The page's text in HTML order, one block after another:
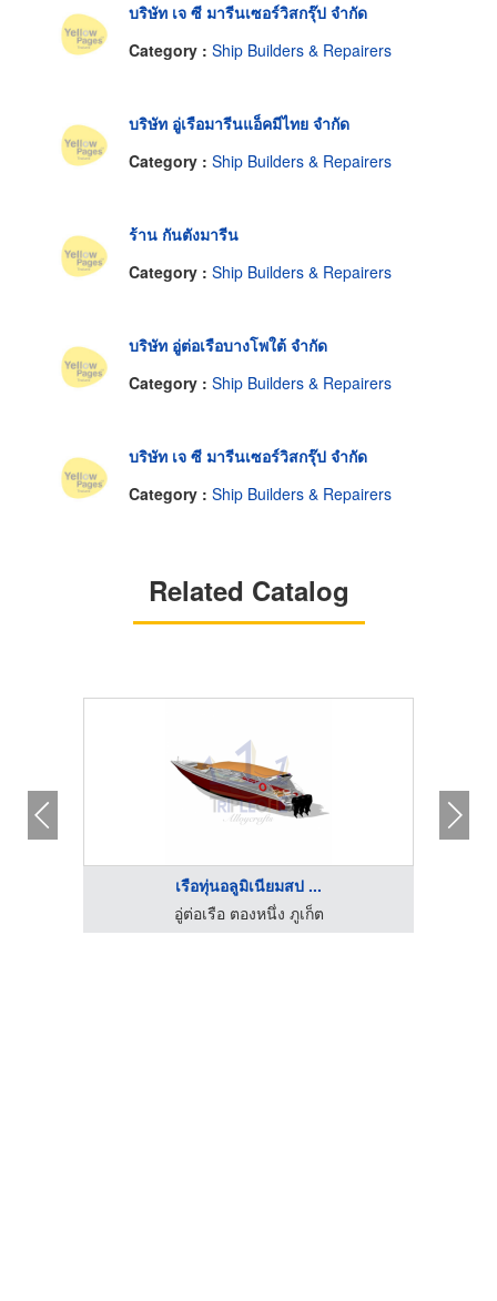
บริษัท เจ ซี มารีนเซอร์วิสกรุ๊ป จำกัด
Category : Ship Builders & Repairers
บริษัท อู่เรือมารีนแอ็คมีไทย จำกัด
Category : Ship Builders & Repairers
ร้าน กันตังมารีน
Category : Ship Builders & Repairers
บริษัท อู่ต่อเรือบางโพใต้ จำกัด
Category : Ship Builders & Repairers
บริษัท เจ ซี มารีนเซอร์วิสกรุ๊ป จำกัด
Category : Ship Builders & Repairers
Related Catalog
เรือทุ่นอลูมิเนียมสป ...
อู่ต่อเรือ ตองหนึ่ง ภูเก็ต